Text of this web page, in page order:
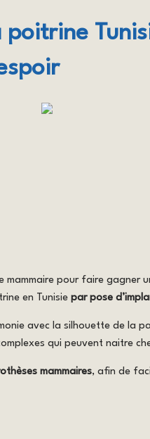
poitrine
mammaire pour faire gagner
en Tunisie par pose
avec la silhouette de la
qui peuvent naitre
mammaires, afin de